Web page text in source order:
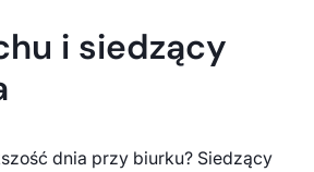
i siedzący
dnia przy biurku? Siedzący